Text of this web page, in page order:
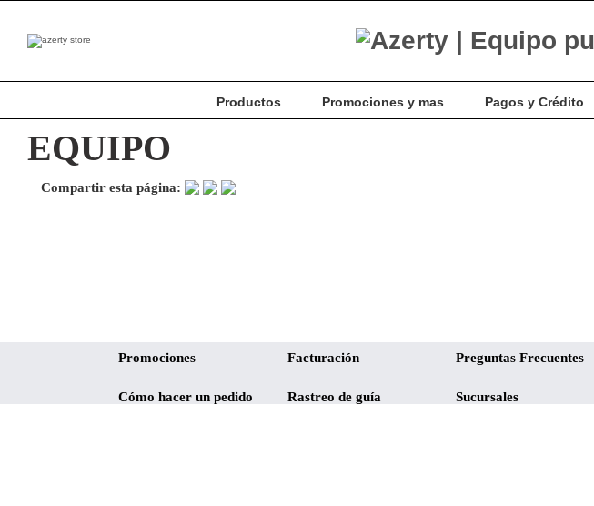
Productos Promociones y mas Pagos y Crédito
EQUIPO
Compartir esta página:
Promociones
Cómo hacer un pedido
Facturación
Rastreo de guía
Preguntas Frecuentes
Sucursales